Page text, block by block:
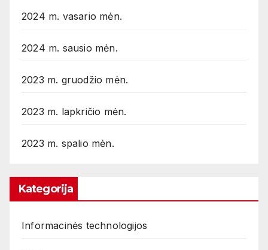
2024 m. vasario mėn.
2024 m. sausio mėn.
2023 m. gruodžio mėn.
2023 m. lapkričio mėn.
2023 m. spalio mėn.
Kategorija
Informacinės technologijos